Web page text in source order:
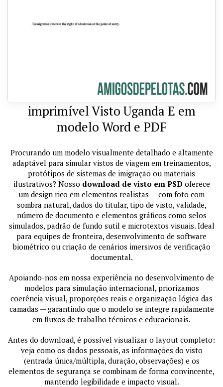
imprimível Visto Uganda E em
modelo Word e PDF
Procurando um modelo visualmente detalhado e altamente
adaptável para simular vistos de viagem em treinamentos,
protótipos de sistemas de imigração ou materiais
ilustrativos? Nosso download de visto em PSD oferece
um design rico em elementos realistas — com foto com
sombra natural, dados do titular, tipo de visto, validade,
número de documento e elementos gráficos como selos
simulados, padrão de fundo sutil e microtextos visuais. Ideal
para equipes de fronteira, desenvolvimento de software
biométrico ou criação de cenários imersivos de verificação
documental.
Apoiando-nos em nossa experiência no desenvolvimento de
modelos para simulação internacional, priorizamos
coerência visual, proporções reais e organização lógica das
camadas — garantindo que o modelo se integre rapidamente
em fluxos de trabalho técnicos e educacionais.
Antes do download, é possível visualizar o layout completo:
veja como os dados pessoais, as informações do visto
(entrada única/múltipla, duração, observações) e os
elementos de segurança se combinam de forma convincente,
mantendo legibilidade e impacto visual.